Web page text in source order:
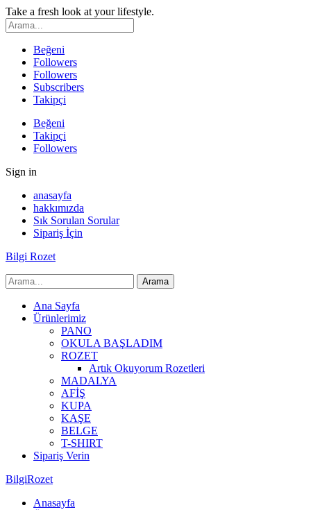
Take a fresh look at your lifestyle.
Beğeni
Followers
Followers
Subscribers
Takipçi
Beğeni
Takipçi
Followers
Sign in
anasayfa
hakkımızda
Sık Sorulan Sorular
Sipariş İçin
Bilgi Rozet
Ana Sayfa
Ürünlerimiz
PANO
OKULA BAŞLADIM
ROZET
Artık Okuyorum Rozetleri
MADALYA
AFİŞ
KUPA
KAŞE
BELGE
T-SHIRT
Sipariş Verin
BilgiRozet
Anasayfa